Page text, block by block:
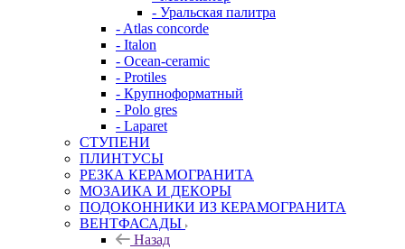
- Уральская палитра
- Atlas concorde
- Italon
- Ocean-ceramic
- Protiles
- Крупноформатный
- Polo gres
- Laparet
СТУПЕНИ
ПЛИНТУСЫ
РЕЗКА КЕРАМОГРАНИТА
МОЗАИКА И ДЕКОРЫ
ПОДОКОННИКИ ИЗ КЕРАМОГРАНИТА
ВЕНТФАСАДЫ
Назад